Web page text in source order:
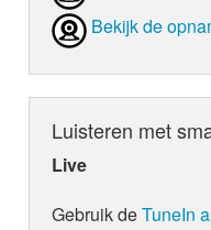
Bekijk de
Luisteren met
Live
Gebruik deTuneIn